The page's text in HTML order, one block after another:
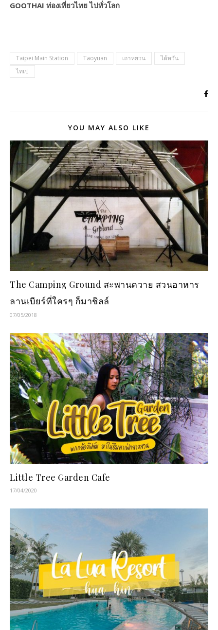
GOOTHAI ท่องเที่ยวไทย ไปทั่วโลก
Taipei Main Station Taoyuan เถาหยวน
ไต้หวัน
ไทเป
YOU MAY ALSO LIKE
The Camping Ground สะพานควาย สวนอาหาร
ลานเบียร์ที่ใครๆ ก็มาชิลล์
07/05/2018
Little Tree Garden Cafe
17/04/2020